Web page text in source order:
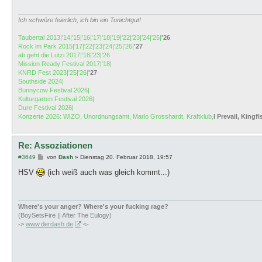
Ich schwöre feierlich, ich bin ein Tunichtgut!
Taubertal 2013|'14|'15|'16|'17|'18|'19|'22|'23|'24|'25| '26
Rock im Park 2015|'17|'22|'23|'24|'25|'26| '27
ab geht die Lutzi 2017|'18|'23|'26
Mission Ready Festival 2017|'18|
KNRD Fest 2023|'25|'26| '27
Southside 2024|
Bunnycow Festival 2026|
Kulturgarten Festival 2026|
Dure Festival 2026|
Konzerte 2026: WIZO, Unordnungsamt, Marlo Grosshardt, Kraftklub,
I Prevail,
Re: Assoziationen
#3649
B
i
von Dash» Dienstag 20. Februar 2018, 19:57
HSV (ich weiß auch was gleich kommt...)
Where's your anger? Where's your fucking rage?
(BoySetsFire || After The Eulogy)
-> www.derdash.de <-